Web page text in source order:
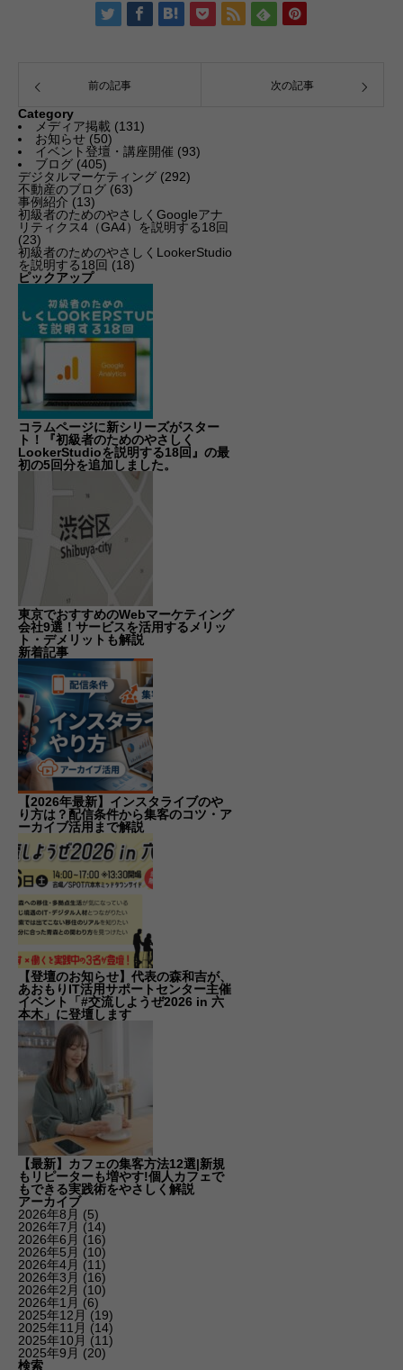
前の記事 次の記事
Category
メディア掲載 (131)
お知らせ (50)
イベント登壇・講座開催 (93)
ブログ (405)
デジタルマーケティング (292)
不動産のブログ (63)
事例紹介 (13)
初級者のためのやさしくGoogleアナ
リティクス4（GA4）を説明する18回
(23)
初級者のためのやさしくLookerStudio
を説明する18回 (18)
ピックアップ
コラムページに新シリーズがスター
ト！『初級者のためのやさしく
LookerStudioを説明する18回』の最
初の5回分を追加しました。
東京でおすすめのWebマーケティング
会社9選！サービスを活用するメリッ
ト・デメリットも解説
新着記事
【2026年最新】インスタライブのや
り方は？配信条件から集客のコツ・ア
ーカイブ活用まで解説
【登壇のお知らせ】代表の森和吉が、
あおもりIT活用サポートセンター主催
イベント「#交流しようぜ2026 in 六
本木」に登壇します
【最新】カフェの集客方法12選|新規
もリピーターも増やす!個人カフェで
もできる実践術をやさしく解説
アーカイブ
2026年8月 (5)
2026年7月 (14)
2026年6月 (16)
2026年5月 (10)
2026年4月 (11)
2026年3月 (16)
2026年2月 (10)
2026年1月 (6)
2025年12月 (19)
2025年11月 (14)
2025年10月 (11)
2025年9月 (20)
検索